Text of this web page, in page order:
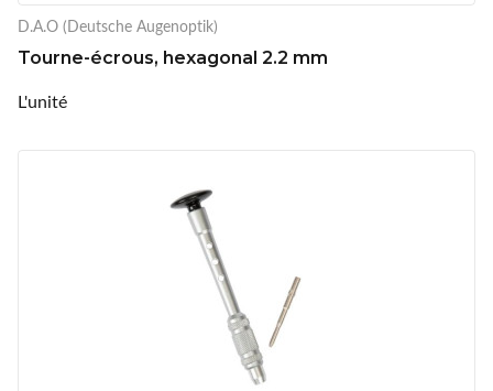
D.A.O (Deutsche Augenoptik)
Tourne-écrous, hexagonal 2.2 mm
L'unité